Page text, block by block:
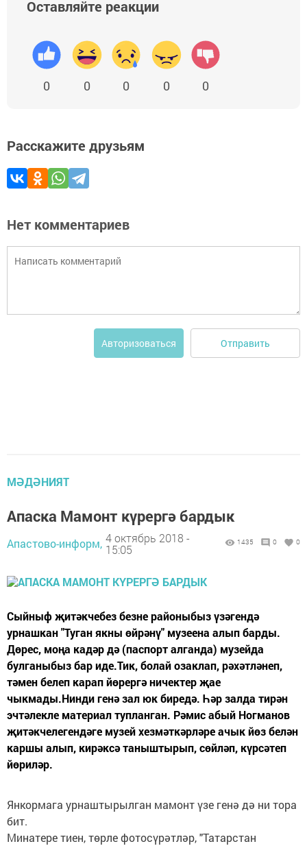
Оставляйте реакции
0 0 0 0 0
Расскажите друзьям
Нет комментариев
Авторизоваться Отправить
МӘДӘНИЯТ
Апаска Мамонт күрергә бардык
Апастово-информ, 4 октябрь 2018 -
15:05
1435 0 0
Сыйныф җитәкчебез безне районыбыз үзәгендә
урнашкан "Туган якны өйрәнү" музеена алып барды.
Дөрес, моңа кадәр дә (паспорт алганда) музейда
булганыбыз бар иде.Тик, болай озаклап, рәхәтләнеп,
тәмен белеп карап йөрергә ничектер җае
чыкмады.Нинди генә зал юк биредә. Һәр залда тирән
эчтәлекле материал тупланган. Рәмис абый Ногманов
җитәкчелегендәге музей хезмәткәрләре ачык йөз белән
каршы алып, кирәксә таныштырып, сөйләп, күрсәтеп
йөриләр.
Янкормага урнаштырылган мамонт үзе генә дә ни тора
бит.
Минатере тиен, төрле фотосүрәтләр, "Татарстан